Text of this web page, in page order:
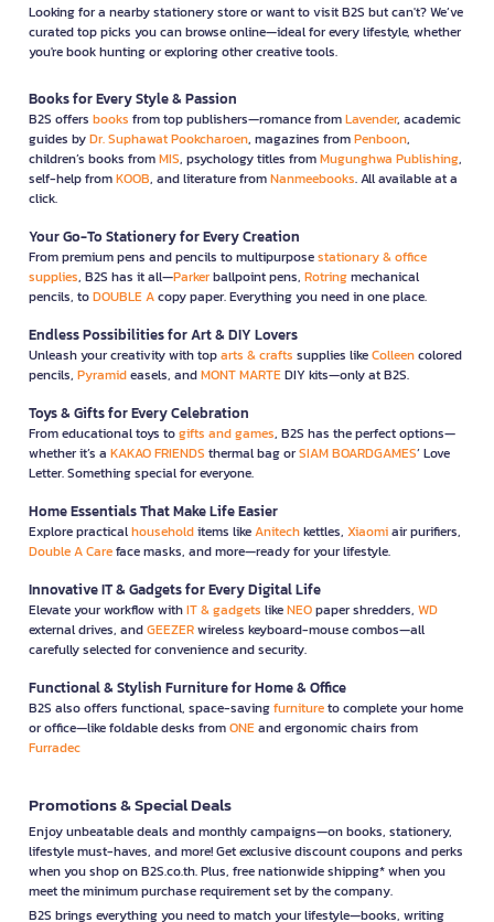
Looking for a nearby stationery store or want to visit B2S but can't? We’ve
curated top picks you can browse online—ideal for every lifestyle, whether
you're book hunting or exploring other creative tools.
Books for Every Style & Passion
B2S offers books from top publishers—romance fromLavender, academic
guides byDr. Suphawat Pookcharoen, magazines fromPenboon,
children’s books fromMIS, psychology titles fromMugunghwa Publishing,
self-help fromKOOB, and literature fromNanmeebooks. All available at a
click.
Your Go-To Stationery for Every Creation
From premium pens and pencils to multipurposestationary & office
supplies, B2S has it all—Parkerballpoint pens, Rotringmechanical
pencils, toDOUBLE Acopy paper. Everything you need in one place.
Endless Possibilities for Art & DIY Lovers
Unleash your creativity with toparts & crafts supplies likeColleencolored
pencils, Pyramideasels, andMONT MARTEDIY kits—only at B2S.
Toys & Gifts for Every Celebration
From educational toys togifts and games, B2S has the perfect options—
whether it’s a KAKAO FRIENDS thermal bag orSIAM BOARDGAMES’ Love
Letter. Something special for everyone.
Home Essentials That Make Life Easier
Explore practicalhouseholditems likeAnitechkettles, Xiaomiair purifiers,
Double A Careface masks, and more—ready for your lifestyle.
Innovative IT & Gadgets for Every Digital Life
Elevate your workflow withIT & gadgets likeNEOpaper shredders, WD
external drives, andGEEZERwireless keyboard-mouse combos—all
carefully selected for convenience and security.
Functional & Stylish Furniture for Home & Office
B2S also offers functional, space-savingfurnitureto complete your home
or office—like foldable desks fromONEand ergonomic chairs from
Furradec
Promotions & Special Deals
Enjoy unbeatable deals and monthly campaigns—on books, stationery,
lifestyle must-haves, and more! Get exclusive discount coupons and perks
when you shop on B2S.co.th. Plus, free nationwide shipping* when you
meet the minimum purchase requirement set by the company.
B2S brings everything you need to match your lifestyle—books, writing